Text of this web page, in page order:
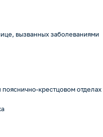
вызванных заболеваниями
крестцовом отделах